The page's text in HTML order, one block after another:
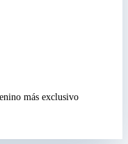
más exclusivo